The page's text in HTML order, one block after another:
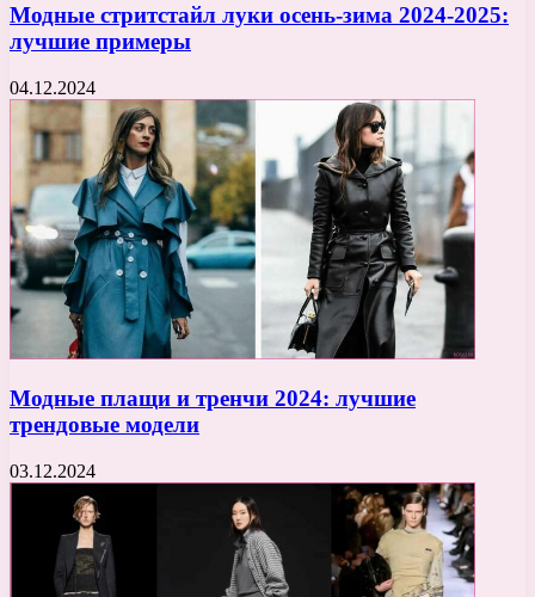
Модные стритстайл луки осень-зима 2024-2025:
лучшие примеры
04.12.2024
Модные плащи и тренчи 2024: лучшие
трендовые модели
03.12.2024